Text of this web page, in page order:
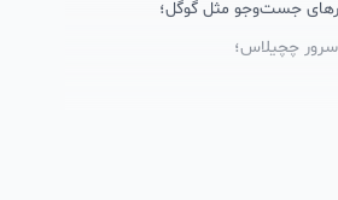
جست‌وجو مثل گوگل؛